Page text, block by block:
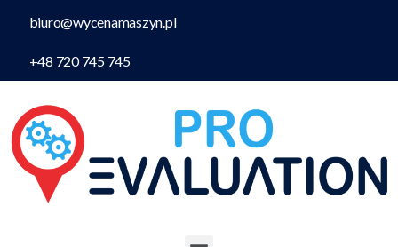
biuro@wycenamaszyn.pl
+48 720 745 745